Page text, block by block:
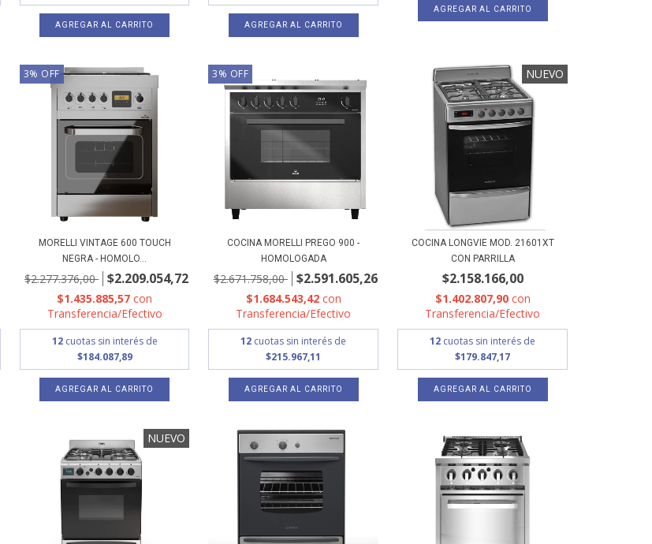
AGREGAR AL CARRITO AGREGAR AL CARRITO
3% OFF
MORELLI VINTAGE 600 TOUCH
NEGRA - HOMOLO...
$2.277.376,00 $2.209.054,72
$1.435.885,57con
Transferencia/Efectivo
12 cuotas sin interés de
$184.087,89
AGREGAR AL CARRITO
3% OFF
COCINA MORELLI PREGO 900 -
HOMOLOGADA
$2.671.758,00 $2.591.605,26
$1.684.543,42 con
Transferencia/Efectivo
12 cuotas sin interés de
$215.967,11
AGREGAR AL CARRITO
NUEVO
COCINA LONGVIE MOD. 21601XT
CON PARRILLA
$2.158.166,00
$1.402.807,90 con
Transferencia/Efectivo
12 cuotas sin interés de
$179.847,17
NUEVO